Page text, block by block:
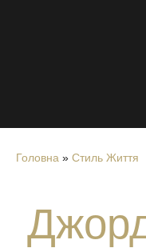
Головна » Стиль Життя